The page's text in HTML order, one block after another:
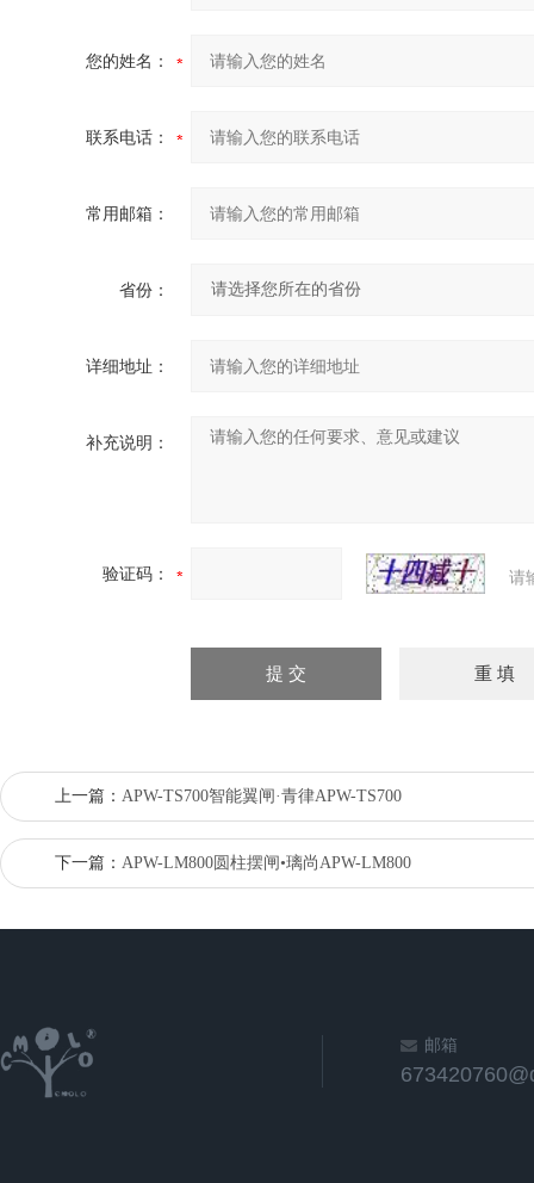
您的姓名：
联系电话：
常用邮箱：
省份：
详细地址：
补充说明：
验证码： 请
上一篇： APW-TS700智能翼闸·青律APW-TS700
下一篇： APW-LM800圆柱摆闸•璃尚APW-LM800
邮箱